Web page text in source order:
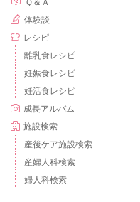
体験談
レシピ
離乳食レシピ
妊娠食レシピ
妊活食レシピ
成長アルバム
施設検索
産後ケア施設検索
産婦人科検索
婦人科検索